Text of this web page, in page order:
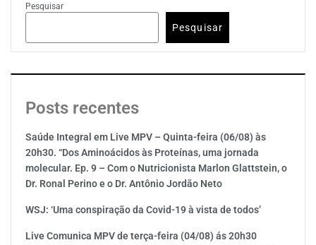
Pesquisar
Pesquisar
Posts recentes
Saúde Integral em Live MPV – Quinta-feira (06/08) às
20h30. “Dos Aminoácidos às Proteínas, uma jornada
molecular. Ep. 9 – Com o Nutricionista Marlon Glattstein, o
Dr. Ronal Perino e o Dr. Antônio Jordão Neto
WSJ: ‘Uma conspiração da Covid-19 à vista de todos’
Live Comunica MPV de terça-feira (04/08) ás 20h30